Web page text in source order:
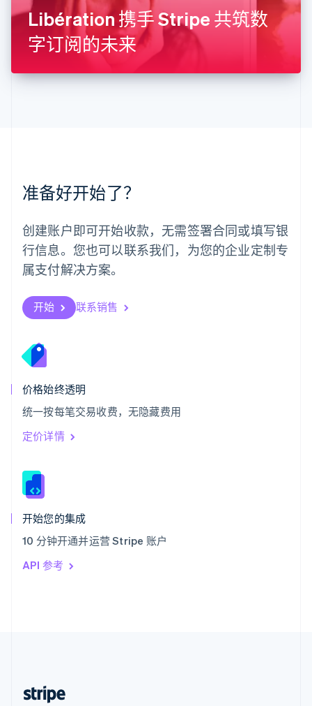
Libération 携手 Stripe 共筑数
字订阅的未来
准备好开始了？
创建账户即可开始收款，无需签署合同或填写银
行信息。您也可以联系我们，为您的企业定制专
属支付解决方案。
开始 联系销售
价格始终透明
统一按每笔交易收费，无隐藏费用
定价详情
开始您的集成
10 分钟开通并运营 Stripe 账户
API 参考
马尔他
English
马来西亚
美国
日本
日本語English
SvenskaEnglish
瑞士
DeutschFrançais ItalianoEnglish
塞浦路斯
斯洛伐克
English
English
泰国
ไทย
希腊
English
西班牙
Español
新加坡
新西兰
匈牙利
English
ItalianoEnglish
印度
English